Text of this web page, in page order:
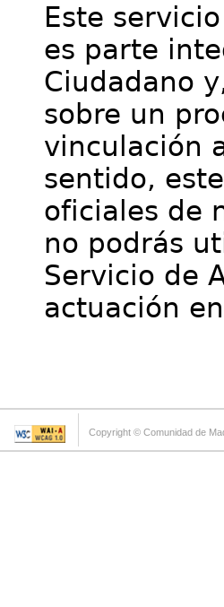
Este
es parte
Ciudadano
sobre un
vinculación
sentido,
oficiales de
no podrás
Servicio de
actuación
Copyright © Comunidad de